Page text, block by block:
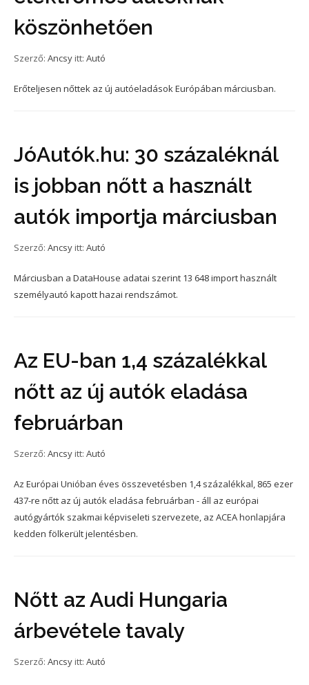
köszönhetően
Szerző: Ancsy itt: Autó
Erőteljesen nőttek az új autóeladások Európában márciusban.
JóAutók.hu: 30 százaléknál
is jobban nőtt a használt
autók importja márciusban
Szerző: Ancsy itt: Autó
Márciusban a DataHouse adatai szerint 13 648 import használt
személyautó kapott hazai rendszámot.
Az EU-ban 1,4 százalékkal
nőtt az új autók eladása
februárban
Szerző: Ancsy itt: Autó
Az Európai Unióban éves összevetésben 1,4 százalékkal, 865 ezer
437-re nőtt az új autók eladása februárban - áll az európai
autógyártók szakmai képviseleti szervezete, az ACEA honlapjára
kedden fölkerült jelentésben.
Nőtt az Audi Hungaria
árbevétele tavaly
Szerző: Ancsy itt: Autó